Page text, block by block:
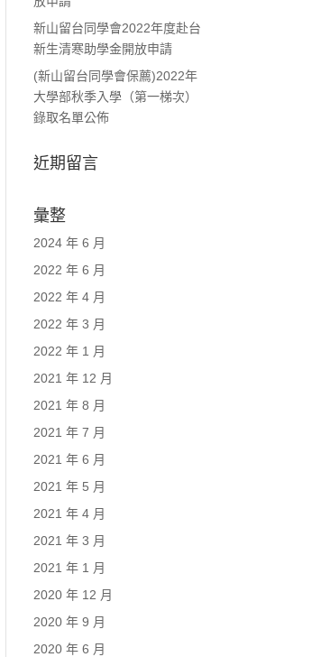
新山留台同學會2022年度赴台
新生清寒助學金開放申請
(新山留台同學會保薦)2022年
大學部秋季入學（第一梯次）
錄取名單公佈
近期留言
彙整
2024 年 6 月
2022 年 6 月
2022 年 4 月
2022 年 3 月
2022 年 1 月
2021 年 12 月
2021 年 8 月
2021 年 7 月
2021 年 6 月
2021 年 5 月
2021 年 4 月
2021 年 3 月
2021 年 1 月
2020 年 12 月
2020 年 9 月
2020 年 6 月